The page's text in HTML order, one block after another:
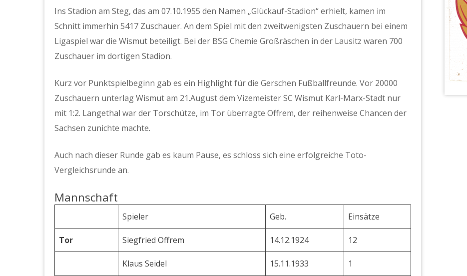
Ins Stadion am Steg, das am 07.10.1955 den Namen „Glückauf-Stadion“ erhielt, kamen im
Schnitt immerhin 5417 Zuschauer. An dem Spiel mit den zweitwenigsten Zuschauern bei einem
Ligaspiel war die Wismut beteiligt. Bei der BSG Chemie Großräschen in der Lausitz waren 700
Zuschauer im dortigen Stadion.
Kurz vor Punktspielbeginn gab es ein Highlight für die Gerschen Fußballfreunde. Vor 20000
Zuschauern unterlag Wismut am 21.August dem Vizemeister SC Wismut Karl-Marx-Stadt nur
mit 1:2. Langethal war der Torschütze, im Tor überragte Offrem, der reihenweise Chancen der
Sachsen zunichte machte.
Auch nach dieser Runde gab es kaum Pause, es schloss sich eine erfolgreiche Toto-
Vergleichsrunde an.
Mannschaft
Spieler Geb. Einsätze
Tor Siegfried Offrem 14.12.1924 12
Klaus Seidel 15.11.1933 1